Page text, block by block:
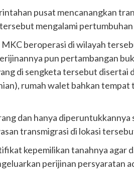
pusat mencanangkan
mengalami
beroperasi di wilayah
pun pertambangan
di sengketa tersebut disertai
rumah walet bahkan tempat
dan hanya diperuntukkannya
transmigrasi di lokasi
kepemilikan tanahnya agar
perijinan persyaratan